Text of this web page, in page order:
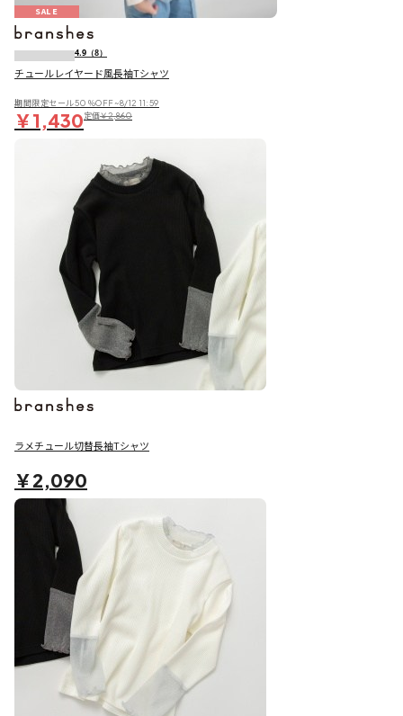
SALE
4.9 （8）
チュールレイヤード風長袖Tシャツ
期間限定セール50％OFF~8/12 11:59
￥1,430定価￥2,860
ラメチュール切替長袖Tシャツ
￥2,090